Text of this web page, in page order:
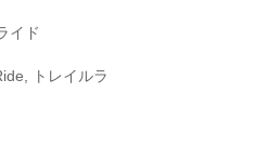
イド
トレイルラ